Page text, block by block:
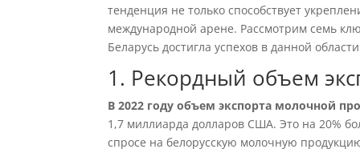
тенденция не только способствует
международной арене. Рассмотрим семь
Беларусь достигла успехов в данной
1. Рекордный объем
В 2022 году объем экспорта молочной
1,7 миллиарда долларов США. Это на 20%
спросе на белорусскую молочную